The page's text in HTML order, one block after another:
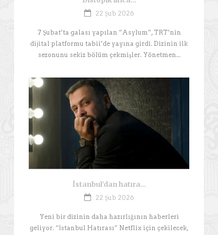
22 Şub 2026
7 Şubat’ta galası yapılan “Asylum”, TRT’nin
dijital platformu tabii’de yayına girdi. Dizinin ilk
sezonunu sekiz bölüm çekmişler. Yönetmen...
İstanbul’dan hatıra…
22 Şub 2026
Yeni bir dizinin daha hazırlığının haberleri
geliyor. “İstanbul Hatırası” Netflix için çekilecek,